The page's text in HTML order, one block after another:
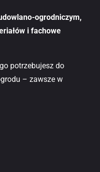
ogrodniczym,
i fachowe
potrzebujesz do
– zawsze w